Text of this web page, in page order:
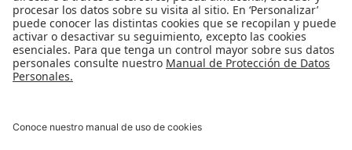
Línea de Transparencia Uniandes
Protección de datos Personales
Transparencia y Acceso a Información Pública
Universidad de los Andes | Vigilada